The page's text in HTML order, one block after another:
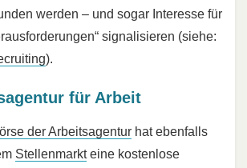
werden – und sogar Interesse für
signalisieren (siehe:
).
für Arbeit
der Arbeitsagentur hat ebenfalls
Stellenmarkteine kostenlose